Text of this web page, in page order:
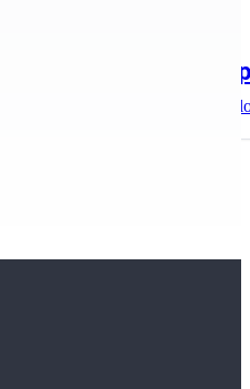
át a szabadtéri
a 122. tanévet kezdő Zrínyi